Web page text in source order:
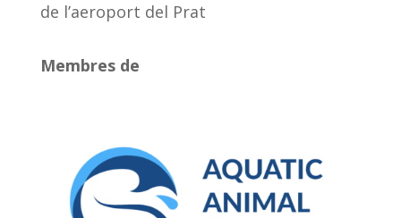
de l’aeroport del Prat
Membres de